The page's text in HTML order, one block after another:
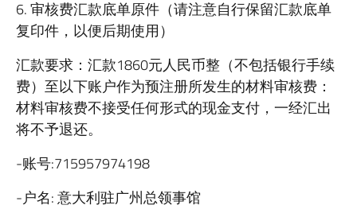
6. 审核费汇款底单原件（请注意自行保留汇款底单
复印件，以便后期使用）
汇款要求：汇款1860元人民币整（不包括银行手续
费）至以下账户作为预注册所发生的材料审核费：
材料审核费不接受任何形式的现金支付，一经汇出
将不予退还。
-账号:715957974198
-户名: 意大利驻广州总领事馆